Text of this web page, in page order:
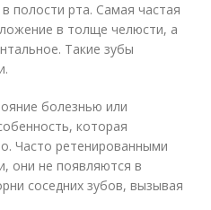
полости рта. Самая частая
в толще челюсти, а
Такие зубы
болезнью или
которая
Часто ретенированными
они не появляются в
соседних зубов, вызывая